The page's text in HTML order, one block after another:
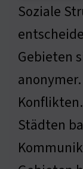
Soziale
Gebieten
Städten